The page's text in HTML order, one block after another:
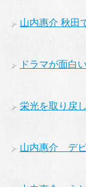
山内惠介 秋田
ドラマが面白い
栄光を取り戻
山内惠介 デビ